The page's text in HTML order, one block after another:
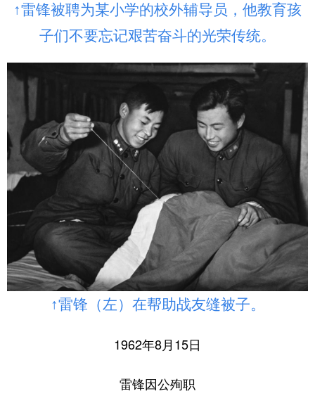
↑雷锋被聘为某小学的校外辅导员，他教育孩
子们不要忘记艰苦奋斗的光荣传统。
↑雷锋（左）在帮助战友缝被子。
1962年8月15日
雷锋因公殉职